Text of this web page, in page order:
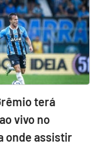
terá
vivo no
onde assistir